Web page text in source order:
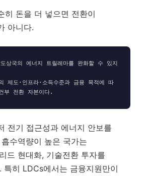
히 돈을 더 넣으면 전환이
아니다.
도상국의 에너지 트릴레마를 완화할 수 있지
제도·인프라·소득수준과 금융 목적에 따
전기 접근성과 에너지 안보를
수역량이 높은 국가는
드 현대화, 기술전환 투자를
특히 LDCs에서는 금융지원만이